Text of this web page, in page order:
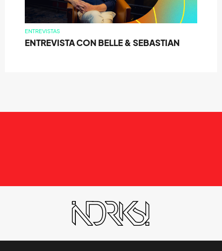
ENTREVISTAS
ENTREVISTA CON BELLE & SEBASTIAN